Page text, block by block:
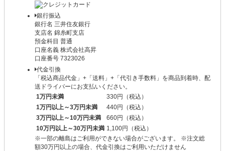
銀行振込
銀行名 三井住友銀行
支店名 錦糸町支店
預金科目 普通
口座名義 株式会社高昇
口座番号 7323026
代金引換
「税込商品代金」+「送料」+「代引き手数料」を商品到着時、配
送ドライバーにお支払いください。
1万円未満
330円（税込）
1万円以上～3万円未満
440円（税込）
3万円以上～10万円未満
660円（税込）
10万円以上～30万円未満 1,100円（税込）
※一部の離島はご利用ができない場合がございます。 ※注文総
額30万円以上の場合、代金引換はご利用いただけません